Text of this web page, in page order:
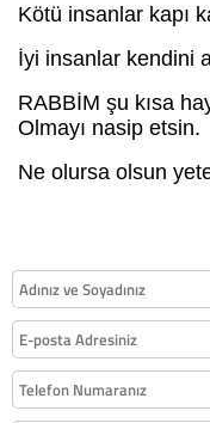
Kötü insanlar kapı
İyi insanlar kendini
RABBİM şu kısa
Olmayı nasip etsin.
Ne olursa olsun